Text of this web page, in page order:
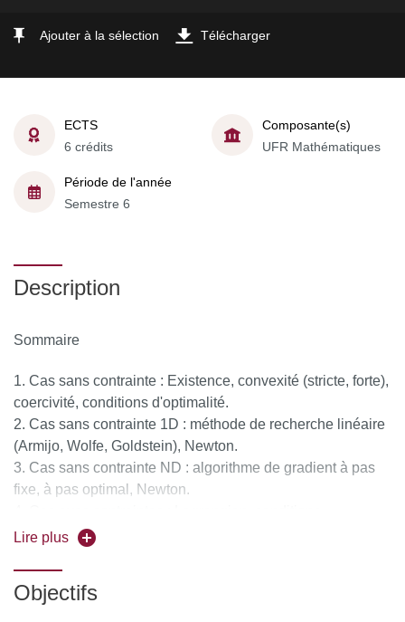
Ajouter à la sélection Télécharger
ECTS
6 crédits
Composante(s)
UFR Mathématiques
Période de l'année
Semestre 6
Description
Sommaire
Cas sans contrainte : Existence, convexité (stricte, forte),
coercivité, conditions d'optimalité.
Cas sans contrainte 1D : méthode de recherche linéaire
(Armijo, Wolfe, Goldstein), Newton.
Cas sans contrainte ND : algorithme de gradient à pas
fixe, à pas optimal, Newton.
d'optimalité (Kuhn-Tucker).
d'Uzawa, méthode de pénalisation.
Cas linéaire avec contraintes : algorithme du simplexe.
Lire plus
Objectifs